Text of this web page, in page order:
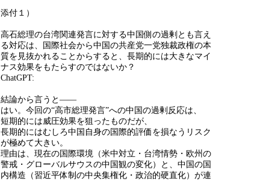
添付１）
高石総理の台湾関連発言に対する中国側の過剰とも言え
る対応は、国際社会から中国の共産党一党独裁政権の本
質を見抜かれることからすると、長期的には大きなマイ
ナス効果をもたらすのではないか？
ChatGPT:
結論から言うと ――
はい。今回の“高市総理発言”への中国の過剰反応は、
短期的には威圧効果を狙ったものだが、
長期的にはむしろ中国自身の国際的評価を損なうリスク
が極めて大きい。
理由は、現在の国際環境（米中対立・台湾情勢・欧州の
警戒・グローバルサウスの中国観の変化）と、中国の国
内構造（習近平体制の中央集権化・政治的硬直化）が連